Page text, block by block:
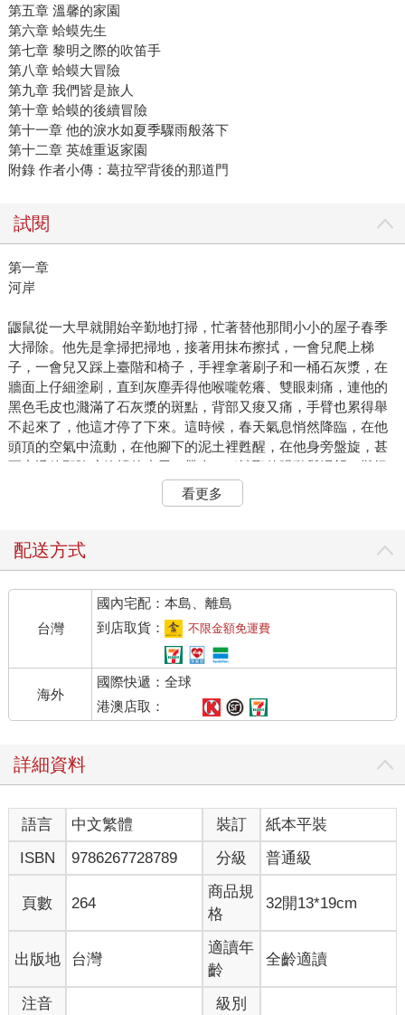
第五章 溫馨的家園
第六章 蛤蟆先生
第七章 黎明之際的吹笛手
第八章 蛤蟆大冒險
第九章 我們皆是旅人
第十章 蛤蟆的後續冒險
第十一章 他的淚水如夏季驟雨般落下
第十二章 英雄重返家園
附錄 作者小傳：葛拉罕背後的那道門
試閱
第一章
河岸
鼴鼠從一大早就開始辛勤地打掃，忙著替他那間小小的屋子春季
大掃除。他先是拿掃把掃地，接著用抹布擦拭，一會兒爬上梯
子，一會兒又踩上臺階和椅子，手裡拿著刷子和一桶石灰漿，在
牆面上仔細塗刷，直到灰塵弄得他喉嚨乾癢、雙眼刺痛，連他的
黑色毛皮也濺滿了石灰漿的斑點，背部又痠又痛，手臂也累得舉
不起來了，他這才停了下來。這時候，春天氣息悄然降臨，在他
頭頂的空氣中流動，在他腳下的泥土裡甦醒，在他身旁盤旋，甚
至穿透他那陰暗簡樸的小屋，帶來一種神聖的躁動與渴望，難怪
他會突然把刷子往地上一扔，喊著：「煩死了！」、「哎
呀！」，還補上一句：「什麼鬼春季大掃除啊！」話一說完，鼴
拒的力量，正急切地呼喚著他，他便鑽進那條陡峭的小隧道。對
們的家更接近陽光與空氣。於是，他用爪子刮呀、抓呀、挖呀、
扒呀，接著又扒又挖又抓又刮，用他那一對小爪子忙碌地開路，
嘴裡還喃喃自語：「就快到了！就快到了！」終於，噗的一聲，
他的鼻尖鑽出地面，陽光迎面灑來，身體一下子滾進一片溫暖柔
軟的大草原上。
「真是太棒了！」鼴鼠自言自語地說，「這比粉刷牆面有趣多
了！」暖暖的陽光照在他的毛皮上，輕柔的微風吹拂他微微發燙
的額頭。他走出隱居已久的地底生活，此刻聽見鳥兒快樂的歌
一蹬，沉浸在生命的喜悅及春天的美好之中，將春季大掃除拋諸
腦後，繼續穿過草地，直到抵達對面的樹籬。
「站住！」一隻年長的兔子擋在樹籬的缺口處喊道，「這是私人
道路，過路要付六便士！」但話都還沒說完，他就立即被那隻急
躁又輕蔑的鼴鼠一把撞倒在地。鼴鼠沿著樹籬一邊輕快地跑著，
一邊嘲笑那些從洞口探頭出來、想搞清楚狀況的兔子。「洋蔥
醬！洋蔥醬！」 他帶著嘲諷的語氣說道，話一說完就跑開了，讓
那些兔子根本沒時間想出完美的反駁。那些兔子開始互相指責，
「你真是有夠蠢！你怎麼不告訴他……」「好吧，那你又怎麼不
說……」「你不是應該要提醒他……」諸如此類的老套對話再次
出現，不過，這時說什麼都太遲了。
鼴鼠覺得這一切似乎美好得難以置信。他忙碌地穿梭在草地之
間，沿著樹籬，穿過一片片矮樹叢，到處都能看到築巢的鳥兒、
看更多
配送方式
台灣
國內宅配：本島、離島
到店取貨：
不限金額免運費
海外
國際快遞：全球
港澳店取：
詳細資料
語言 中文繁體 裝訂
紙本平裝
ISBN
9786267728789 分級 普通級
頁數 264
商品規
格
32開13*19cm
出版地 台灣
適讀年
齡
全齡適讀
注音 級別